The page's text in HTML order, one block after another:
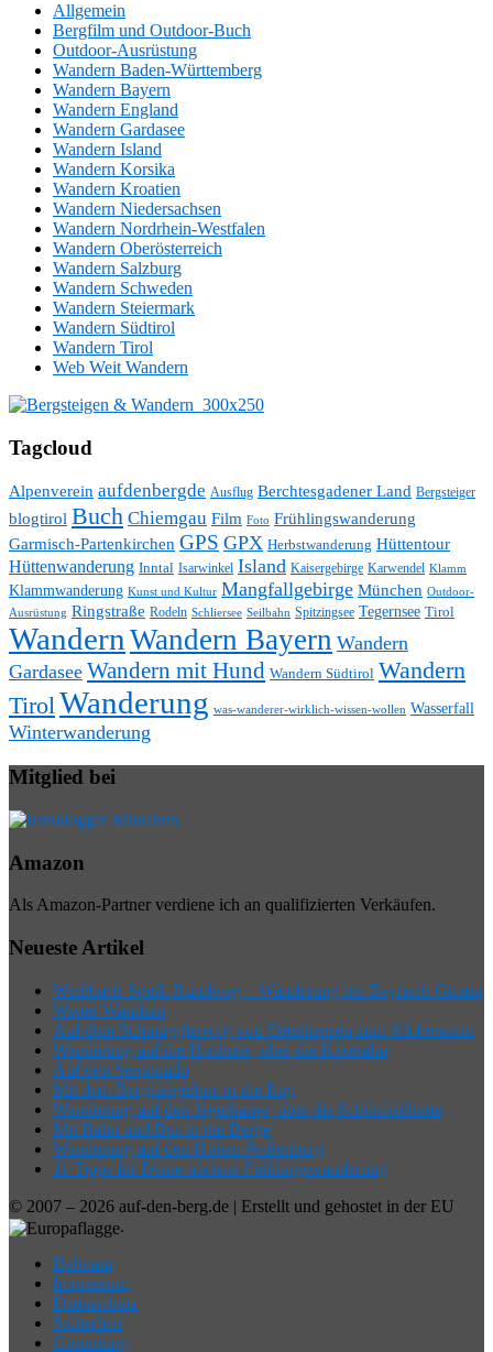
Allgemein
Bergfilm und Outdoor-Buch
Outdoor-Ausrüstung
Wandern Baden-Württemberg
Wandern Bayern
Wandern England
Wandern Gardasee
Wandern Island
Wandern Korsika
Wandern Kroatien
Wandern Niedersachsen
Wandern Nordrhein-Westfalen
Wandern Oberösterreich
Wandern Salzburg
Wandern Schweden
Wandern Steiermark
Wandern Südtirol
Wandern Tirol
Web Weit Wandern
Tagcloud
Alpenverein aufdenbergde Ausflug Berchtesgadener Land Bergsteiger
blogtirol Buch Chiemgau Film Foto Frühlingswanderung
Garmisch-Partenkirchen GPS GPX Herbstwanderung Hüttentour
Hüttenwanderung Inntal Isarwinkel Island Kaisergebirge Karwendel Klamm
Klammwanderung Kunst und Kultur Mangfallgebirge München Outdoor-
Ausrüstung Ringstraße Rodeln Schliersee Seilbahn Spitzingsee Tegernsee Tirol
WandernWandern Bayern Wandern
Gardasee Wandern mit Hund Wandern Südtirol Wandern
TirolWanderung was-wanderer-wirklich-wissen-wollen Wasserfall
Winterwanderung
Mitglied bei
Amazon
Als Amazon-Partner verdiene ich an qualifizierten Verkäufen.
Neueste Artikel
Weißbach-Speik-Rundweg – Wanderung bei Bayrisch Gmain
Weiter Wandern
Auf dem Schmugglerweg von Ettenhausen zum Klobenstein
Wanderung auf die Hochries, über die Käseralm
Auf den Serponado
Mit dem Bergsteigerbus in die Eng
Wanderung auf den Jägerkamp, über die Schönfeldhütte
Mit Bahn und Bus in die Berge
Wanderung auf den Hohen Peißenberg
11 Tipps für Deine nächste Frühlingswanderung
© 2007 – 2026 auf-den-berg.de | Erstellt und gehostet in der EU
.
Dahoam
Impressum
Datenschutz
Sicherheit
Grounding